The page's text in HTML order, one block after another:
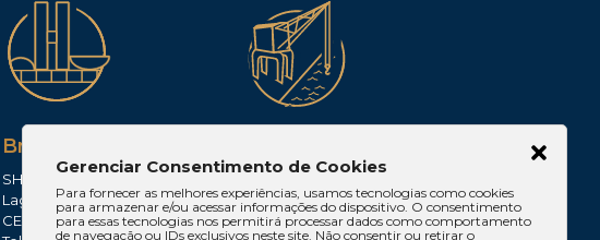
Brasília
SHIS QI 11, Conj. 10, Casa 05,
Lago Sul – Brasília/DF
CEP: 71625-300
Av. Visconde de Souza
Franco, 05, Sala 2102 – Edifício
Quadra Corporate, Umarizal –
Gerenciar Consentimento de Cookies
Para fornecer as melhores experiências, usamos tecnologias como cookies
para armazenar e/ou acessar informações do dispositivo. O consentimento
para essas tecnologias nos permitirá processar dados como comportamento
de navegação ou IDs exclusivos neste site. Não consentir ou retirar o